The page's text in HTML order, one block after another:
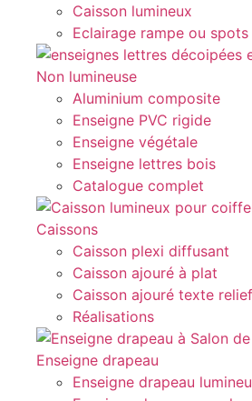
Caisson lumineux
Eclairage rampe ou spots
Non lumineuse
Aluminium composite
Enseigne PVC rigide
Enseigne végétale
Enseigne lettres bois
Catalogue complet
Caissons
Caisson plexi diffusant
Caisson ajouré à plat
Caisson ajouré texte relief
Réalisations
Enseigne drapeau
Enseigne drapeau